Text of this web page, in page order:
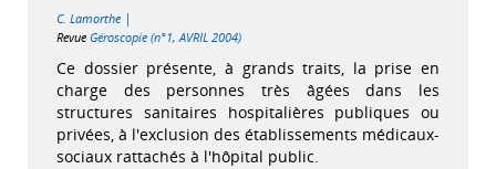
C. Lamorthe |
Revue Géroscopie (n°1, AVRIL 2004)
Ce dossier présente, à grands traits, la prise en
charge des personnes très âgées dans les
structures sanitaires hospitalières publiques ou
privées, à l'exclusion des établissements médicaux-
sociaux rattachés à l'hôpital public.